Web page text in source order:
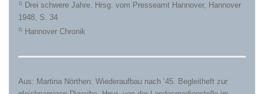
1)
Drei schwere Jahre. Hrsg. vom Presseamt Hannover, Hannover
1948, S. 34
2) Hannover Chronik
Aus: Martina Nörthen: Wiederaufbau nach ’45. Begleitheft zur